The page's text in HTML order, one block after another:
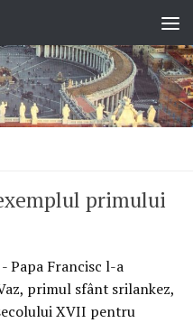
primului
- Papa Francisc l-a
primul sfânt srilankez,
XVII pentru